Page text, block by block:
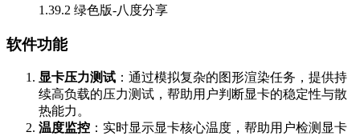
软件功能
显卡压力测试 ：通过模拟复杂的图形渲染任务，提供持
续高负载的压力测试，帮助用户判断显卡的稳定性与散
热能力。
温度监控 ：实时显示显卡核心温度，帮助用户检测显卡